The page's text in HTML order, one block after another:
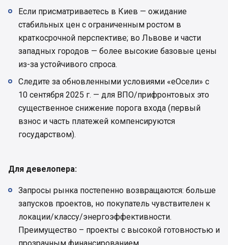
Если присматриваетесь в Киев — ожидание
стабильных цен с ограниченным ростом в
краткосрочной перспективе; во Львове и части
западных городов — более высокие базовые цены
из-за устойчивого спроса.
Следите за обновленными условиями «еОсели» с
10 сентября 2025 г. — для ВПО/прифронтовых это
существенное снижение порога входа (первый
взнос и часть платежей компенсируются
государством).
Для девелопера:
Запросы рынка постепенно возвращаются: больше
запусков проектов, но покупатель чувствителен к
локации/классу/энергоэффективности.
Преимущество – проекты с высокой готовностью и